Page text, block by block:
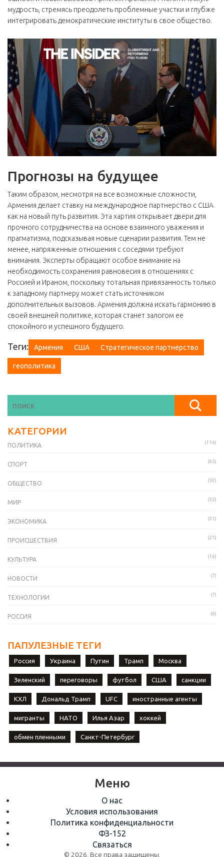
мудрость, стремясь преодолеть проблемные участки и глубже
интегрировать демократические институты в свое общество.
Прогнозы на будущее
Таким образом, несмотря на все возможные сложности,
Армения делает ставку на международное партнерство с США
как на новый путь развития. Эта хартия открывает двери для
прочного сотрудничества на основе взаимного уважения и
прагматизма, подсказывая новые сценарии развития. Тем не
менее, напряженные отношения с соседями требуют
внимания. Эксперты обращают особое внимание на
необходимость сохранения равновесия в отношениях с
Россией и Ираном, поскольку тотальная привязанность только
к западному партнеру может стать источником
дополнительных вызовов. Армения должна искать гармонию в
своей внешней политике, которая станет залогом ее
спокойного и успешного будущего.
Теги: Армения США Стратегическое партнерство
геополитика
КАТЕГОРИИ
ПОЛИТИКА (116)
СПОРТ (65)
ОБЩЕСТВО (58)
МИР (32)
ЭКОНОМИКА (31)
ПРОИСШЕСТВИЯ (21)
КУЛЬТУРА (16)
НОВОСТИ (7)
ТЕХНОЛОГИИ (7)
РОССИЯ (6)
ПАПУЛЕЗНЫЕ ТЕГИ
Россия Украина Путин Трамп Москва
Зеленский переговоры футбол США санкции
КХЛ Дональд Трамп UFC иностранные агенты
мигранты НАТО Илья Азар хоккей
обмен пленными Санкт-Петербург
Меню
О нас
Условия использования
Политика конфиденциальности
ФЗ-152
Связаться
© 2026. Все права защищены.